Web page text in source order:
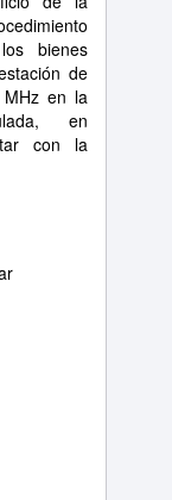
bienes
de
MHz en la
en
con la